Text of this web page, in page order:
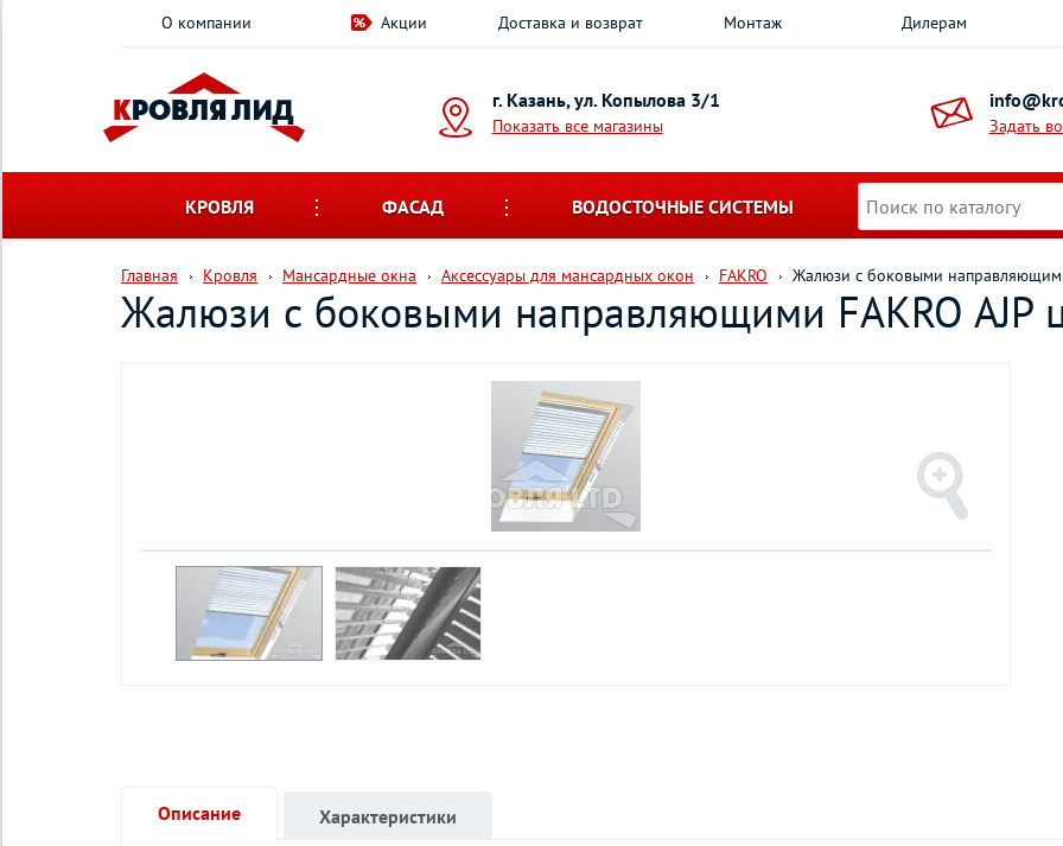
О компании Акции Доставка и возврат Монтаж Дилерам
г. Казань, ул. Копылова 3/1
Показать все магазины Задать
КРОВЛЯ ФАСАД ВОДОСТОЧНЫЕ СИСТЕМЫ
Главная Кровля Мансардные окна Аксессуары для мансардных окон FAKRO Жалюзи с боковыми
Жалюзи с боковыми направляющими FAKRO AJP
Описание Характеристики